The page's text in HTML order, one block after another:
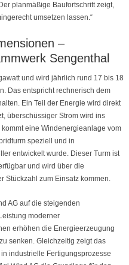
planmäßige Baufortschritt zeigt,
umsetzen lassen.“
–
Sengenthal
und wird jährlich rund 17 bis 18
Das entspricht rechnerisch dem
Ein Teil der Energie wird direkt
überschüssiger Strom wird ins
eine Windenergieanlage vom
speziell und in
entwickelt wurde. Dieser Turm ist
und wird über die
Stückzahl zum Einsatz kommen.
AG auf die steigenden
moderner
erhöhen die Energieerzeugung
senken. Gleichzeitig zeigt das
industrielle Fertigungsprozesse